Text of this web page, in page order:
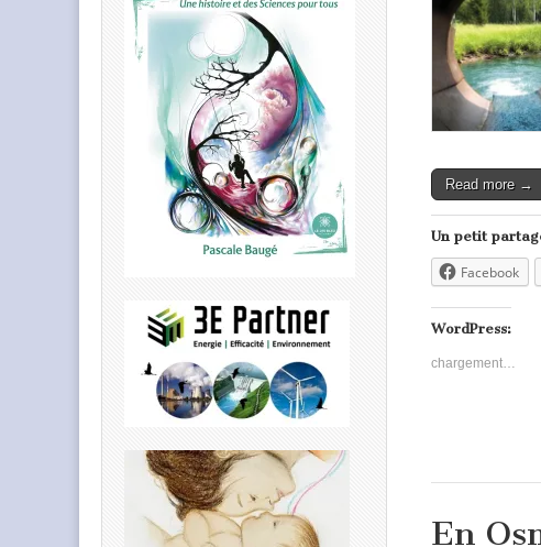
Read more →
Un petit
Facebook
WordPress:
chargement…
En